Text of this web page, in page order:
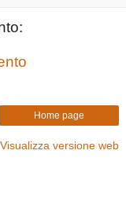
Home page
Visualizza versione web